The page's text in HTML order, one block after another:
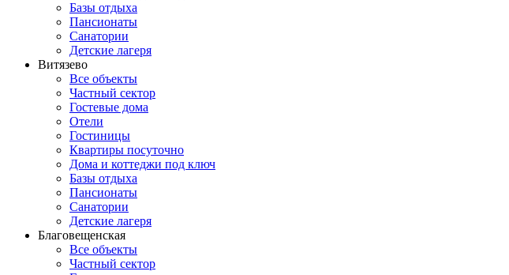
Базы отдыха
Пансионаты
Санатории
Детские лагеря
Витязево
Все объекты
Частный сектор
Гостевые дома
Отели
Гостиницы
Квартиры посуточно
Дома и коттеджи под ключ
Базы отдыха
Пансионаты
Санатории
Детские лагеря
Благовещенская
Все объекты
Частный сектор